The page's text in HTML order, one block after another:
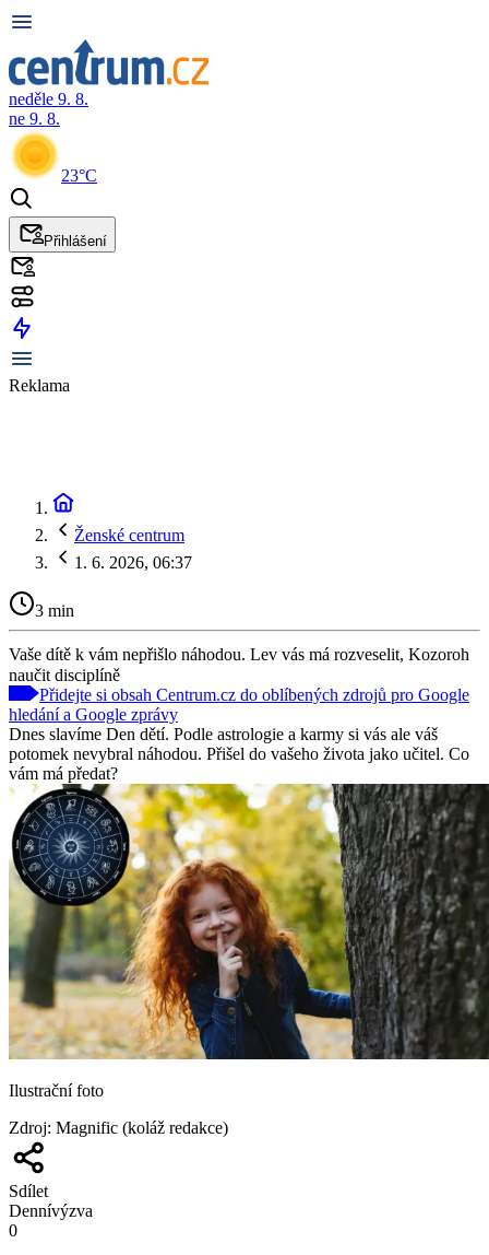
neděle 9. 8.
ne 9. 8.
23°C
Přihlášení
Reklama
Ženské centrum
1. 6. 2026, 06:37
3 min
Vaše dítě k vám nepřišlo náhodou. Lev vás má rozveselit, Kozoroh
naučit disciplíně
Přidejte si obsah Centrum.cz do oblíbených zdrojů pro Google
hledání a Google zprávy
Dnes slavíme Den dětí. Podle astrologie a karmy si vás ale váš
potomek nevybral náhodou. Přišel do vašeho života jako učitel. Co
vám má předat?
Ilustrační foto
Zdroj: Magnific (koláž redakce)
Sdílet
Dennívýzva
0